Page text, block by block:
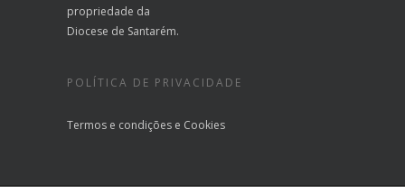
propriedade da
Diocese de Santarém.
POLÍTICA DE PRIVACIDADE
Termos e condições e Cookies